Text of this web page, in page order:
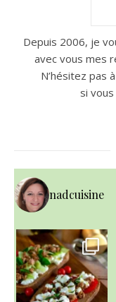
Depuis 2006, je
avec vous mes
N’hésitez pas
si
nadcuisine